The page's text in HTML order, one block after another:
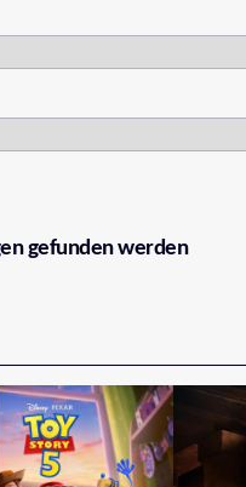
gefunden werden